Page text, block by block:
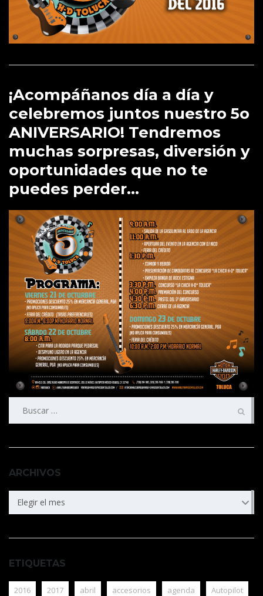
¡Acompáñanos día a día y
celebremos juntos nuestro 5o
ANIVERSARIO! Tendremos
muchas sorpresas, diversión y
oportunidades que no te
puedes perder…
ARCHIVOS
Elegir el mes
ETIQUETAS
2016 2017 abril accesorios agenda Autopilot